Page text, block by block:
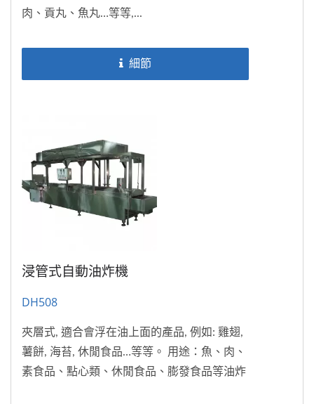
肉、貢丸、魚丸…等等,...
細節
浸管式自動油炸機
DH508
夾層式, 適合會浮在油上面的產品, 例如: 雞翅,
薯餅, 海苔, 休閒食品…等等。 用途：魚、肉、
素食品、點心類、休閒食品、膨發食品等油炸